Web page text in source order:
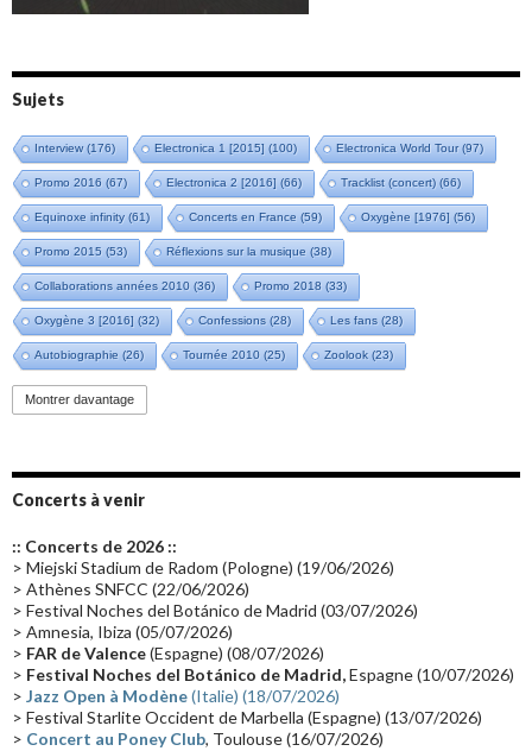
Sujets
Interview(176) Electronica 1 [2015] (100) Electronica World Tour(97)
Promo 2016 (67) Electronica 2 [2016] (66) Tracklist (concert) (66)
Equinoxe infinity(61) Concerts en France (59) Oxygène [1976] (56)
Promo 2015 (53) Réflexions sur la musique (38)
Collaborations années 2010 (36) Promo 2018 (33)
Oxygène 3 [2016] (32) Confessions (28) Les fans (28)
Autobiographie (26) Tournée 2010 (25) Zoolook (23)
Promo 2019(23)
Groupe de Recherche Musicale
Passages radio Vidéo Jarrecast (16) Synthé 80's
Les concerts en Chine(16) Cinéma
Synthé Roland(15) Belgique(15)
(14) Astronomie (14)
Tournée 2025(14) 2024(14) Chine(13)
Montrer davantage
Concerts à venir
:: Concerts de 2026 ::
> Miejski Stadium de Radom (Pologne) (19/06/2026)
> Athènes SNFCC (22/06/2026)
> Festival Noches del Botánico de Madrid (03/07/2026)
> Amnesia, Ibiza (05/07/2026)
> FAR de Valence(Espagne) (08/07/2026)
> Festival Noches del Botánico de Madrid,Espagne (10/07/2026)
> Jazz Open à Modène(Italie) (18/07/2026)
> Festival Starlite Occident de Marbella (Espagne) (13/07/2026)
> Concert au Poney Club, Toulouse (16/07/2026)